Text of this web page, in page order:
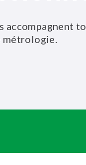
accompagnent
métrologie.